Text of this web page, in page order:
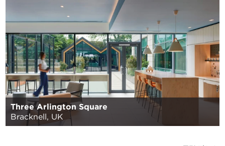
Three Arlington Square
Bracknell, UK